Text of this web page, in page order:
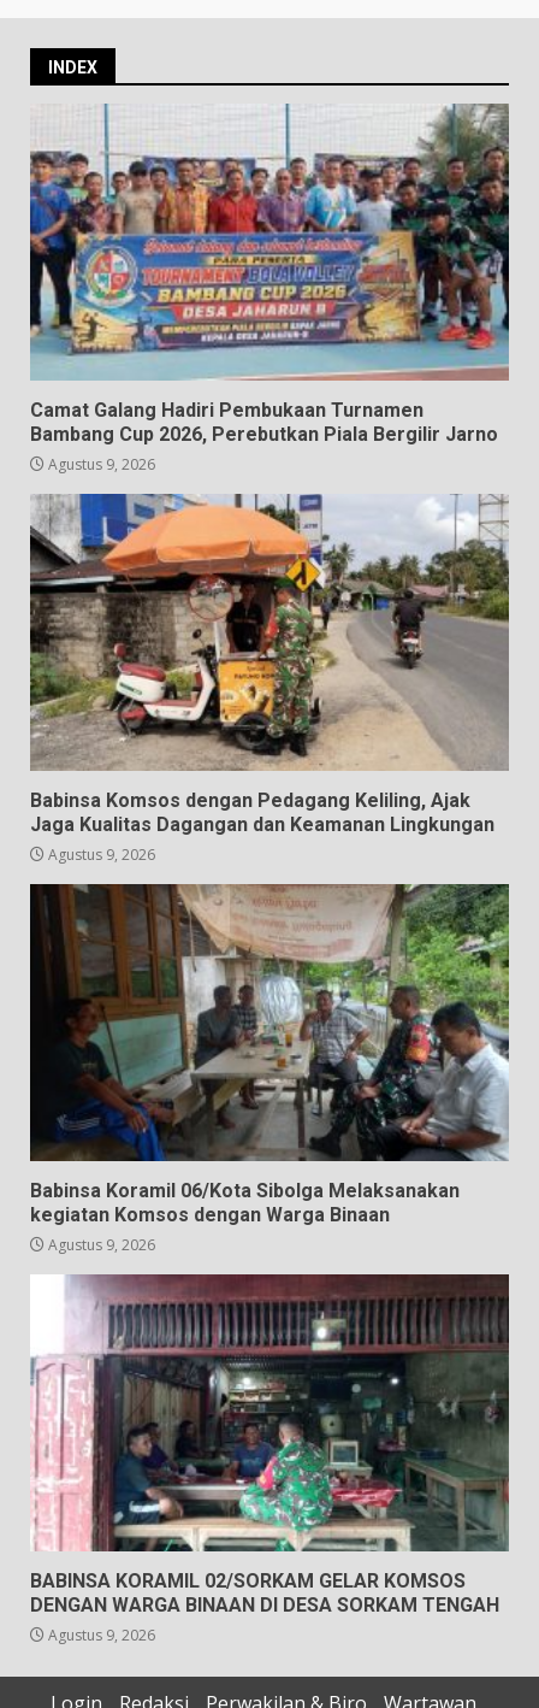
INDEX
Camat Galang Hadiri Pembukaan Turnamen
Bambang Cup 2026, Perebutkan Piala Bergilir Jarno
Agustus 9, 2026
Babinsa Komsos dengan Pedagang Keliling, Ajak
Jaga Kualitas Dagangan dan Keamanan Lingkungan
Agustus 9, 2026
Babinsa Koramil 06/Kota Sibolga Melaksanakan
kegiatan Komsos dengan Warga Binaan
Agustus 9, 2026
BABINSA KORAMIL 02/SORKAM GELAR KOMSOS
DENGAN WARGA BINAAN DI DESA SORKAM TENGAH
Agustus 9, 2026